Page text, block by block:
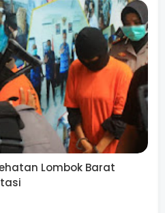
masyarakat di
vital, khususnya selama
Rinjani 2026,” ujarnya.
terminal menjadi salah satu
merupakan titik mobilitas
menjelang Lebaran. Oleh
memastikan seluruh
serta aktivitas di
Lombok Barat